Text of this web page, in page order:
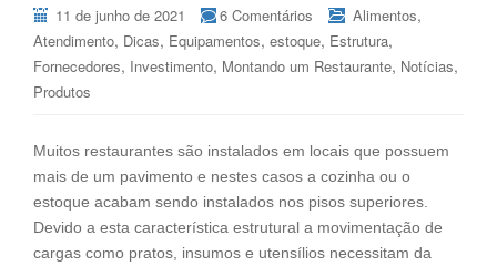
11 de junho de 2021 6 Comentários Alimentos,
Atendimento, Dicas, Equipamentos, estoque, Estrutura,
Fornecedores, Investimento, Montando um Restaurante, Notícias,
Produtos
Muitos restaurantes são instalados em locais que possuem
mais de um pavimento e nestes casos a cozinha ou o
estoque acabam sendo instalados nos pisos superiores.
Devido a esta característica estrutural a movimentação de
cargas como pratos, insumos e utensílios necessitam da